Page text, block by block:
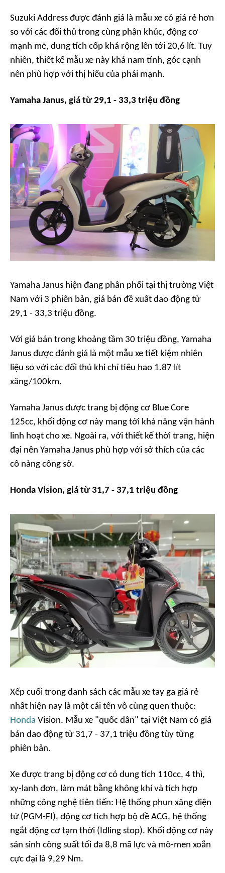
Suzuki Address được đánh giá là mẫu xe có giá rẻ hơn
so với các đối thủ trong cùng phân khúc, động cơ
mạnh mẽ, dung tích cốp khá rộng lên tới 20,6 lít. Tuy
nhiên, thiết kế mẫu xe này khá nam tính, góc cạnh
nên phù hợp với thị hiếu của phái mạnh.
Yamaha Janus, giá từ 29,1 - 33,3 triệu đồng
Yamaha Janus hiện đang phân phối tại thị trường Việt
Nam với 3 phiên bản, giá bán đề xuất dao động từ
29,1 - 33,3 triệu đồng.
Với giá bán trong khoảng tầm 30 triệu đồng, Yamaha
Janus được đánh giá là một mẫu xe tiết kiệm nhiên
liệu so với các đối thủ khi chỉ tiêu hao 1.87 lít
xăng/100km.
Yamaha Janus được trang bị động cơ Blue Core
125cc, khối động cơ này mang tới khả năng vận hành
linh hoạt cho xe. Ngoài ra, với thiết kế thời trang, hiện
đại nên Yamaha Janus phù hợp với sở thích của các
cô nàng công sở.
Honda Vision, giá từ 31,7 - 37,1 triệu đồng
Xếp cuối trong danh sách các mẫu xe tay ga giá rẻ
nhất hiện nay là một cái tên vô cùng quen thuộc:
Honda Vision. Mẫu xe "quốc dân" tại Việt Nam có giá
bán dao động từ 31,7 - 37,1 triệu đồng tùy từng
phiên bản.
Xe được trang bị động cơ có dung tích 110cc, 4 thì,
xy-lanh đơn, làm mát bằng không khí và tích hợp
những công nghệ tiên tiến: Hệ thống phun xăng điện
tử (PGM-FI), động cơ tích hợp bộ đề ACG, hệ thống
ngắt động cơ tạm thời (Idling stop). Khối động cơ này
sản sinh công suất tối đa 8,8 mã lực và mô-men xoắn
cực đại là 9,29 Nm.